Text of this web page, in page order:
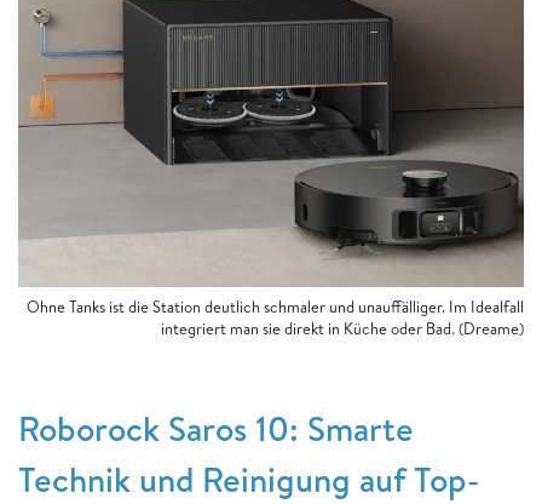
Ohne Tanks ist die Station deutlich schmaler und unauffälliger. Im Idealfall
integriert man sie direkt in Küche oder Bad. (Dreame)
Roborock Saros 10: Smarte
Technik und Reinigung auf Top-